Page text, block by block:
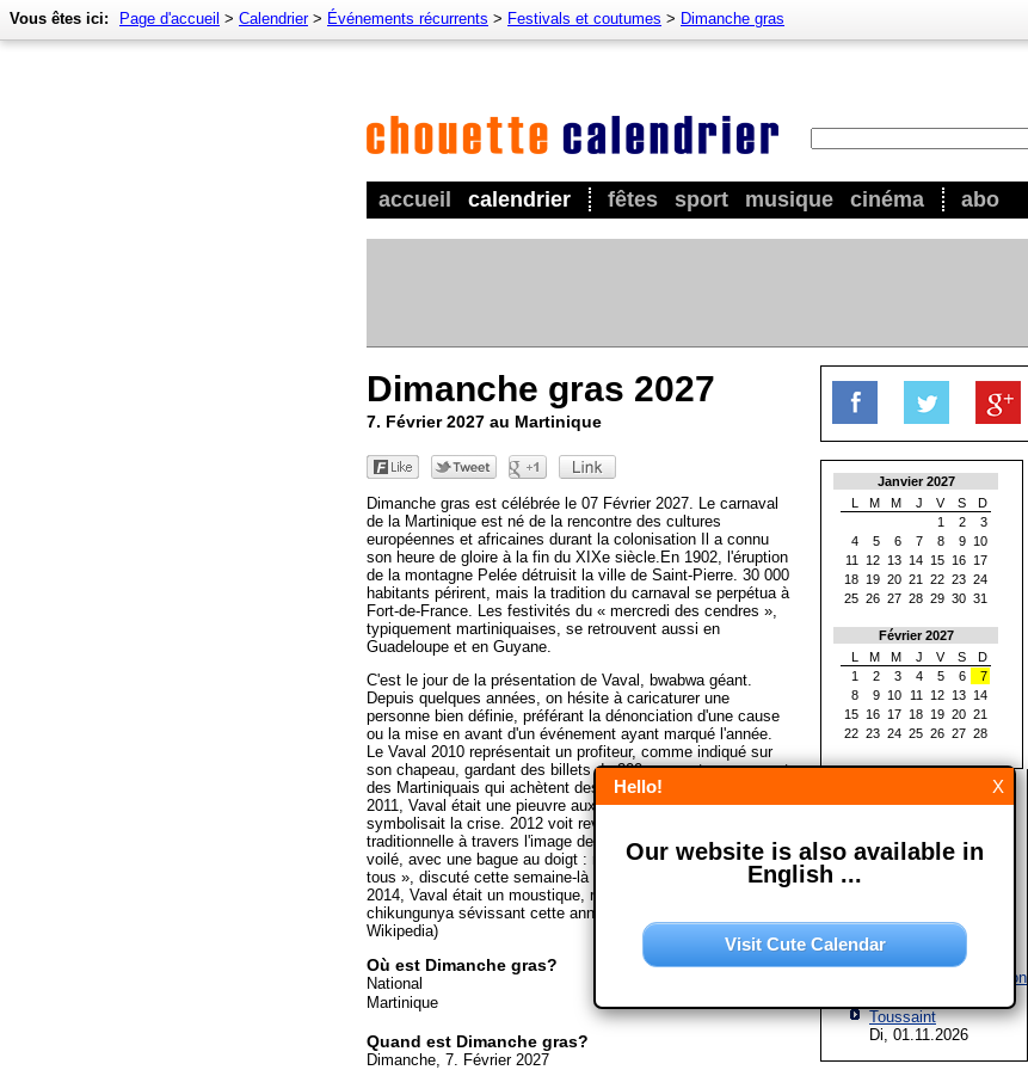
accueil calendrier fêtes sport musique cinéma abo
Vous êtes ici: Page d'accueil > Calendrier> Événements récurrents > Festivals et coutumes > Dimanche gras
Dimanche gras 2027
7. Février 2027 au Martinique
Dimanche gras est célébrée le 07 Février 2027. Le carnaval
de la Martinique est né de la rencontre des cultures
européennes et africaines durant la colonisation Il a connu
son heure de gloire à la fin du XIXe siècle.En 1902, l'éruption
de la montagne Pelée détruisit la ville de Saint-Pierre. 30 000
habitants périrent, mais la tradition du carnaval se perpétua à
Fort-de-France. Les festivités du « mercredi des cendres »,
typiquement martiniquaises, se retrouvent aussi en
Guadeloupe et en Guyane.
C'est le jour de la présentation de Vaval, bwabwa géant.
Depuis quelques années, on hésite à caricaturer une
personne bien définie, préférant la dénonciation d'une cause
ou la mise en avant d'un événement ayant marqué l'année.
Le Vaval 2010 représentait un profiteur, comme indiqué sur
son chapeau, gardant des billets de 200 euros et se moquant
des Martiniquais qui achètent des produits « BCBA ». En
2011, Vaval était une pieuvre aux huit bras tentaculaires qui
symbolisait la crise. 2012 voit revenir l'apparence humaine
traditionnelle à travers l'image de deux hommes, dont l'un
voilé, avec une bague au doigt : référence au « mariage pour
tous », discuté cette semaine-là à l'Assemblée nationale. En
2014, Vaval était un moustique, référence à l'épidémie de
chikungunya sévissant cette année. (Avec materiél de la
Wikipedia)
Où est Dimanche gras?
National
Martinique
Quand est Dimanche gras?
Dimanche, 7. Février 2027
Janvier 2027
L
M M J V S
D
1
2
3
4
5 6 7 8 9 10
11
12 13 14 15 16 17
18 19 20 21 22 23 24
25 26 27 28 29 30 31
Février 2027
L
M M J V S
D
1
2 3 4 5 6
7
8
9 10 11 12 13 14
15 16 17 18 19 20 21
22 23 24 25 26 27 28
Les prochaines fêtes et
jours fériés
Assomption de Marie
Sa, 15.08.2026
Halloween
Sa, 31.10.2026
Fête de la Réformation
Toussaint
Di, 01.11.2026
X
Hello!
Our website is also available in
English ...
Visit Cute Calendar